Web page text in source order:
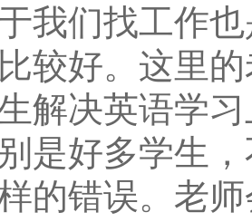
我们找工作
较好。这里
解决英语学
是好多学生
的错误。老